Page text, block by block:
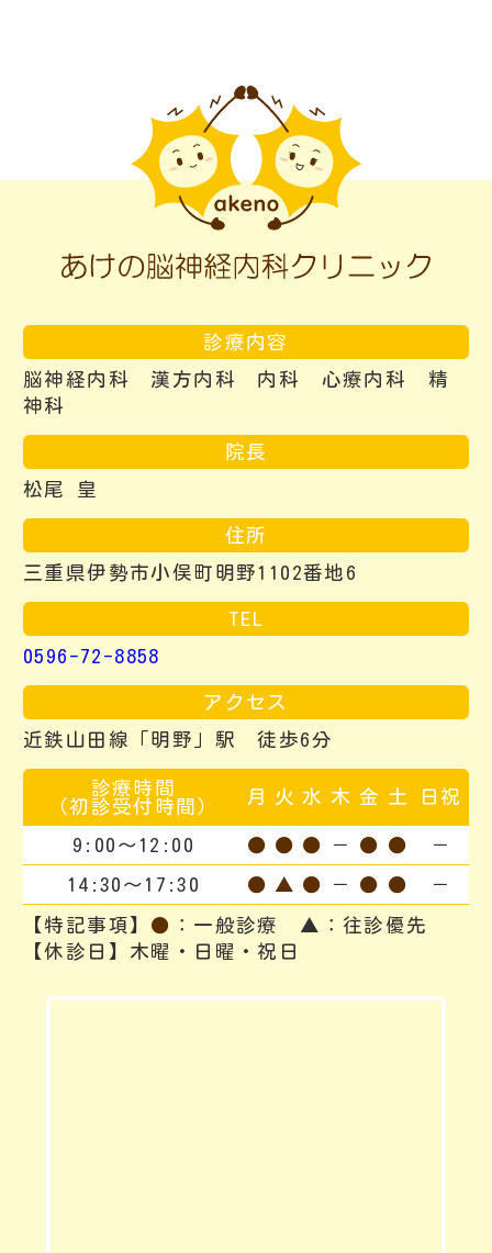
診療内容
脳神経内科 漢方内科 内科 心療内科 精
神科
院長
松尾 皇
住所
三重県伊勢市小俣町明野1102番地6
TEL
0596-72-8858
アクセス
近鉄山田線「明野」駅 徒歩6分
【特記事項】 ● ：一般診療 ▲
：往診優先
【休診日】木曜・日曜・祝日
診療時間
（初診受付時間）
月 火 水 木 金 土 日祝
9:00～12:00 ● ● ● － ● ● －
14:30〜17:30 ● ▲ ● － ● ● －